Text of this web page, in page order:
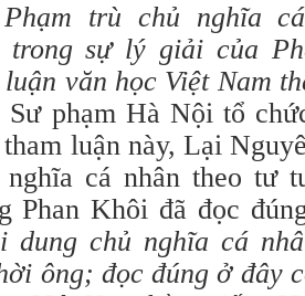
Phạm trù chủ nghĩa
trong sự lý giải của
văn học Việt Nam
phạm Hà Nội tổ
luận này, Lại
cá nhân theo tư
Phan Khôi đã đọc
dung chủ nghĩa cá
ông; đọc đúng ở đây